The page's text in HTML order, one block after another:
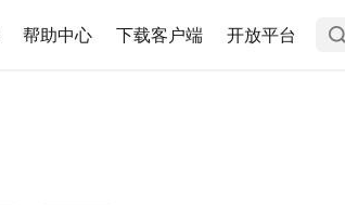
帮助中心 下载客户端 开放平台